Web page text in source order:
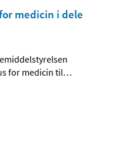
medicin i dele
for medicin til…